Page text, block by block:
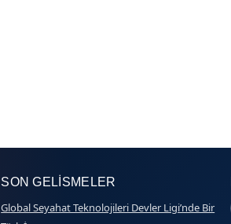
SON GELISMELER
Global Seyahat Teknolojileri Devler Ligi’nde Bir